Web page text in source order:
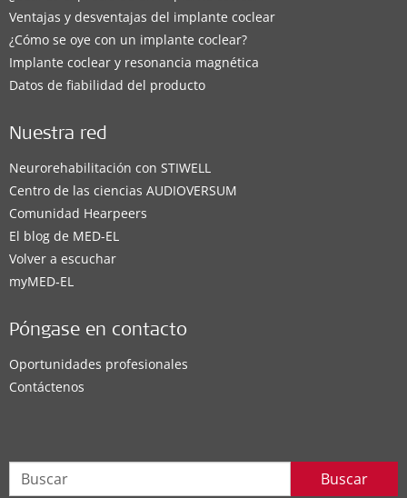
Ventajas y desventajas del implante coclear
¿Cómo se oye con un implante coclear?
Implante coclear y resonancia magnética
Datos de fiabilidad del producto
Nuestra red
Neurorehabilitación con STIWELL
Centro de las ciencias AUDIOVERSUM
Comunidad Hearpeers
El blog de MED-EL
Volver a escuchar
myMED‑EL
Póngase en contacto
Oportunidades profesionales
Contáctenos
Buscar